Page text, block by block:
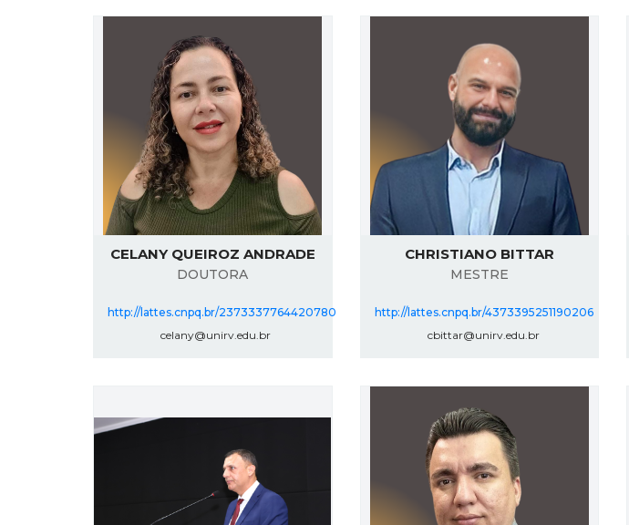
CELANY QUEIROZ ANDRADE
DOUTORA
http://lattes.cnpq.br/2373337764420780
celany@unirv.edu.br
CHRISTIANO BITTAR
MESTRE
http://lattes.cnpq.br/4373395251190206
cbittar@unirv.edu.br